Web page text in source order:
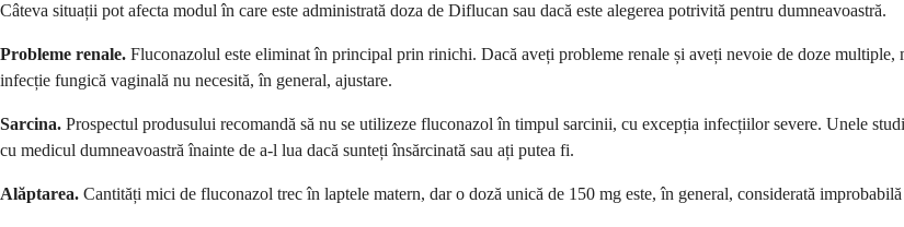
Câteva situații pot afecta modul în care este administrată doza de Diflucan sau dacă este alegerea potrivită pentru dumneavoastră.
Probleme renale. Fluconazolul este eliminat în principal prin rinichi. Dacă aveți probleme renale și aveți nevoie de doze
infecție fungică vaginală nu necesită, în general, ajustare.
Sarcina. Prospectul produsului recomandă să nu se utilizeze fluconazol în timpul sarcinii, cu excepția infecțiilor severe. Unele
cu medicul dumneavoastră înainte de a-l lua dacă sunteți însărcinată sau ați putea fi.
Alăptarea. Cantități mici de fluconazol trec în laptele matern, dar o doză unică de 150 mg este, în general, considerată